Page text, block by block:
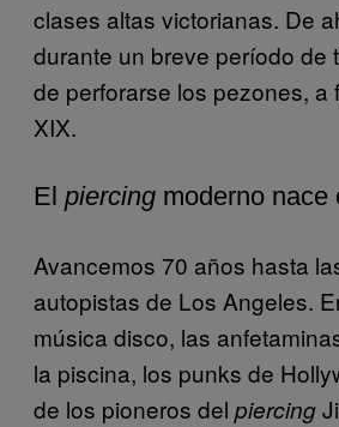
clases altas victorianas. De
durante un breve período de
de perforarse los pezones, a
XIX.
El piercing moderno nace
Avancemos 70 años hasta
autopistas de Los Angeles.
música disco, las
la piscina, los punks de
de los pioneros del piercing